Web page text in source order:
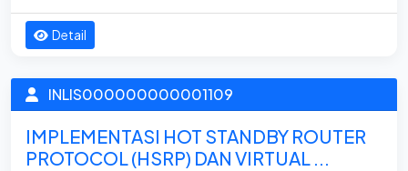
Detail
INLIS000000000001109
IMPLEMENTASI HOT STANDBY ROUTER
PROTOCOL (HSRP) DAN VIRTUAL ...